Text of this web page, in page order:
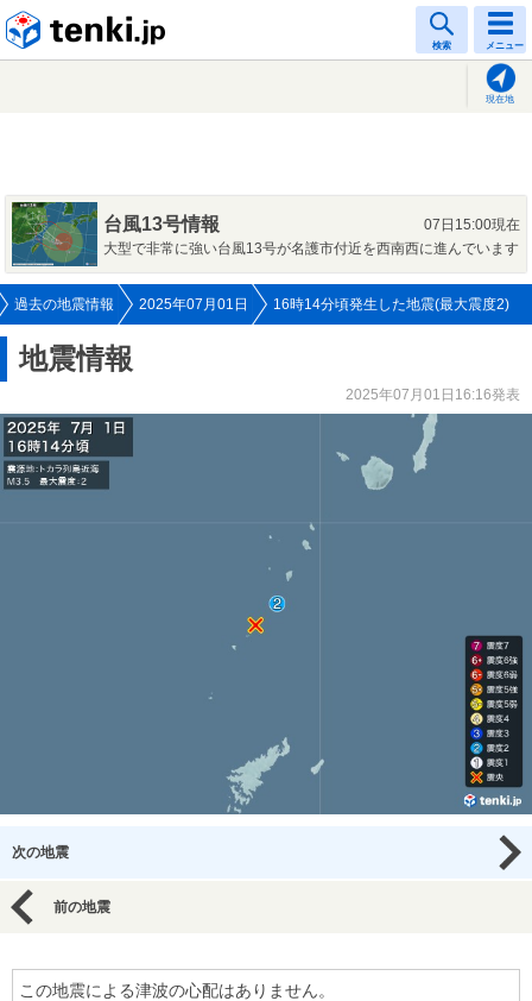
検索 メニュー
現在地
台風13号情報
07日15:00現在
大型で非常に強い台風13号が名護市付近を西南西に進んでいます
過去の地震情報 2025年07月01日 16時14分頃発生した地震(最大震度2)
地震情報
2025年07月01日16:16発表
次の地震
前の地震
この地震による津波の心配はありません。